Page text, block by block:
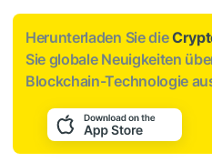
Herunterladen Sie die
Sie globale Neuigkeiten
Blockchain-Technologie